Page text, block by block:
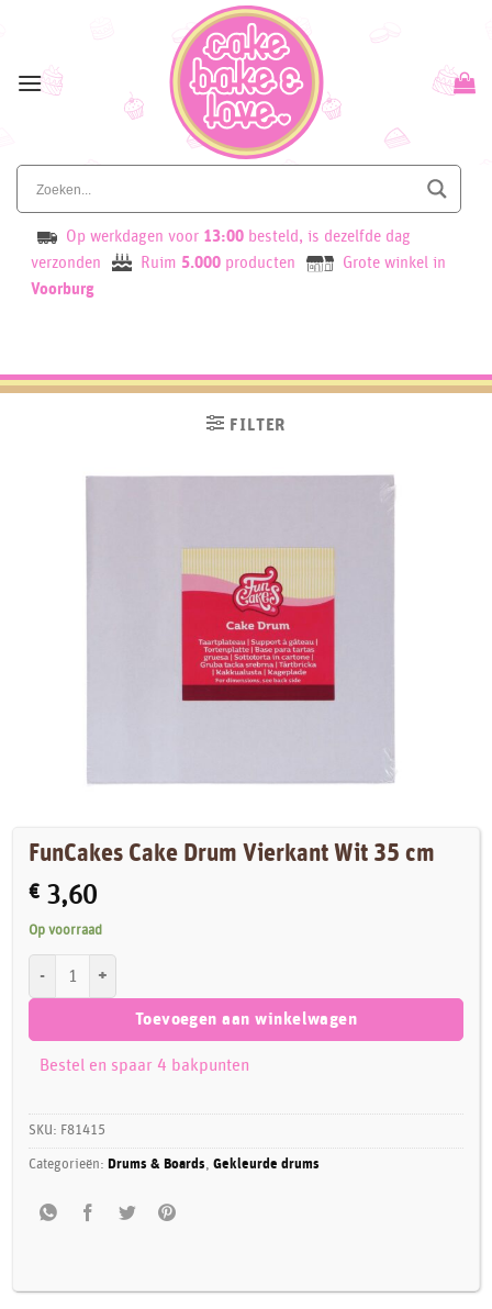
content
Op werkdagen voor 13:00 besteld, is dezelfde dag
verzonden
Ruim 5.000 producten
Grote winkel in
Voorburg
FILTER
FunCakes Cake Drum Vierkant Wit 35 cm
€ 3,60
Op voorraad
Toevoegen aan winkelwagen
Bestel en spaar 4 bakpunten
SKU: F81415
Categorieën: Drums & Boards,Gekleurde drums